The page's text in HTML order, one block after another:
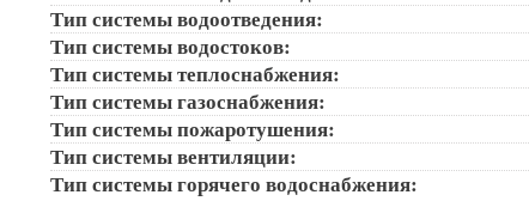
Тип системы водоотведения:
Тип системы водостоков:
Тип системы теплоснабжения:
Тип системы газоснабжения:
Тип системы пожаротушения:
Тип системы вентиляции:
Тип системы горячего водоснабжения: